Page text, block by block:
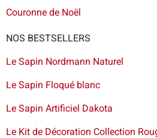
Couronne de Noël
NOS BESTSELLERS
Le Sapin Nordmann Naturel
Le Sapin Floqué blanc
Le Sapin Artificiel Dakota
Le Kit de Décoration Collection